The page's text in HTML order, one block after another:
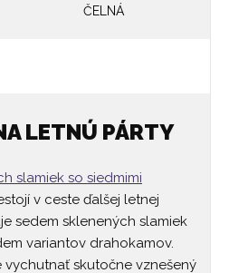
ČELNÁ
LETNÚ PÁRTY
slamiek so siedmimi
v ceste ďalšej letnej
sedem sklenených slamiek
variantov drahokamov.
vychutnať skutočne vznešený